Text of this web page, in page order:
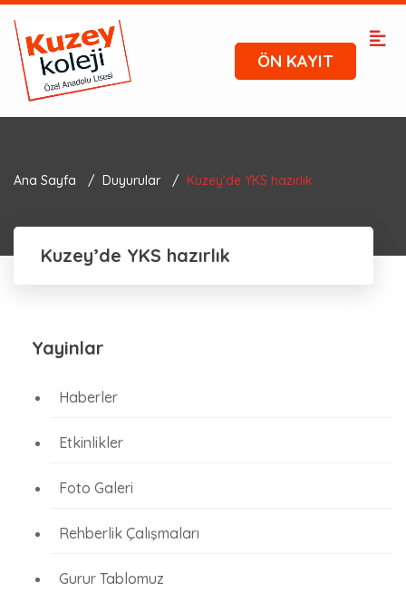
ÖN KAYIT
Ana Sayfa Duyurular Kuzey’de YKS hazırlık
Kuzey’de YKS hazırlık
Yayinlar
Haberler
Etkinlikler
Foto Galeri
Rehberlik Çalışmaları
Gurur Tablomuz